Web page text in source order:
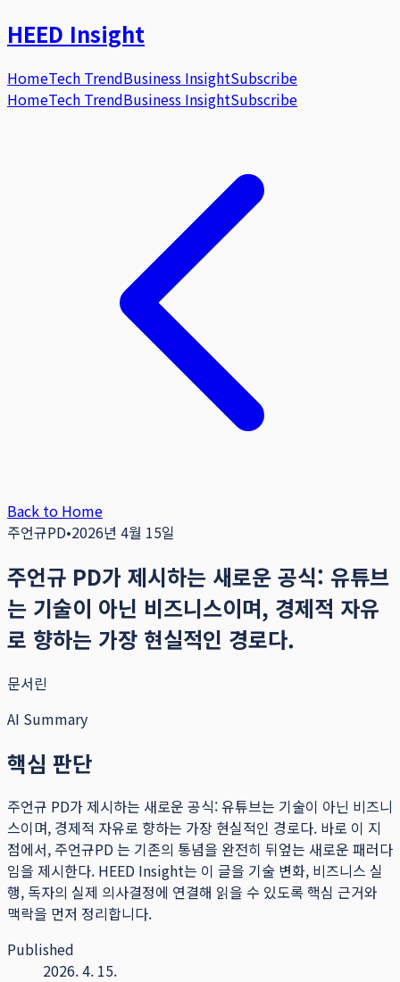
HEED Insight
HomeTech TrendBusiness InsightSubscribe
HomeTech TrendBusiness InsightSubscribe
Back to Home
주언규PD•2026년 4월 15일
주언규 PD가 제시하는 새로운 공식: 유튜브
는 기술이 아닌 비즈니스이며, 경제적 자유
로 향하는 가장 현실적인 경로다.
문서린
AI Summary
핵심 판단
주언규 PD가 제시하는 새로운 공식: 유튜브는 기술이 아닌 비즈니
스이며, 경제적 자유로 향하는 가장 현실적인 경로다. 바로 이 지
점에서, 주언규PD 는 기존의 통념을 완전히 뒤엎는 새로운 패러다
임을 제시한다. HEED Insight는 이 글을 기술 변화, 비즈니스 실
행, 독자의 실제 의사결정에 연결해 읽을 수 있도록 핵심 근거와
맥락을 먼저 정리합니다.
Published
2026. 4. 15.